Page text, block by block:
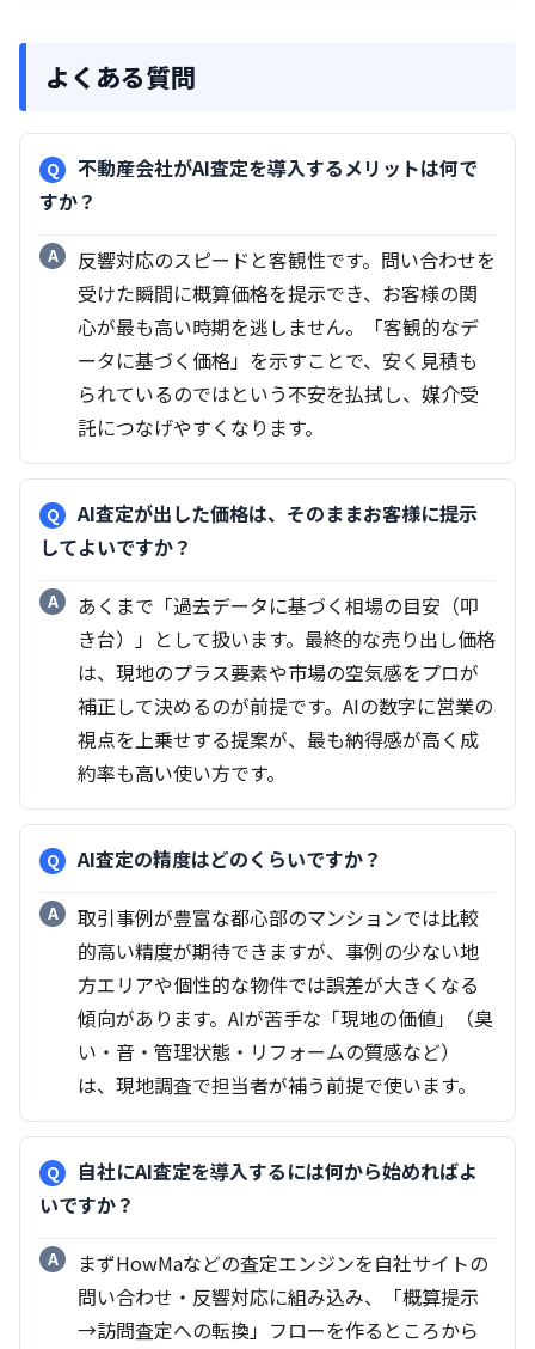
よくある質問
不動産会社がAI査定を導入するメリットは何で
すか？
反響対応のスピードと客観性です。問い合わせを
受けた瞬間に概算価格を提示でき、お客様の関
心が最も高い時期を逃しません。「客観的なデ
ータに基づく価格」を示すことで、安く見積も
られているのではという不安を払拭し、媒介受
託につなげやすくなります。
AI査定が出した価格は、そのままお客様に提示
してよいですか？
あくまで「過去データに基づく相場の目安（叩
き台）」として扱います。最終的な売り出し価格
は、現地のプラス要素や市場の空気感をプロが
補正して決めるのが前提です。AIの数字に営業の
視点を上乗せする提案が、最も納得感が高く成
約率も高い使い方です。
AI査定の精度はどのくらいですか？
取引事例が豊富な都心部のマンションでは比較
的高い精度が期待できますが、事例の少ない地
方エリアや個性的な物件では誤差が大きくなる
傾向があります。AIが苦手な「現地の価値」（臭
い・音・管理状態・リフォームの質感など）
は、現地調査で担当者が補う前提で使います。
自社にAI査定を導入するには何から始めればよ
いですか？
まずHowMaなどの査定エンジンを自社サイトの
問い合わせ・反響対応に組み込み、「概算提示
→訪問査定への転換」フローを作るところから